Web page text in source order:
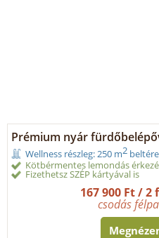
Prémium nyár
Wellness részleg: 250 m2
Kötbérmentes lemondás
Fizethetsz SZÉP kártyával is
167 900 Ft / 2
csodás